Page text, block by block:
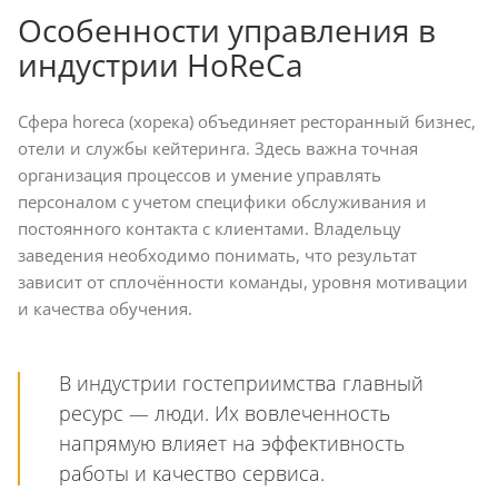
Особенности управления в
индустрии HoReCa
Сфера horeca (хорека) объединяет ресторанный бизнес,
отели и службы кейтеринга. Здесь важна точная
организация процессов и умение управлять
персоналом с учетом специфики обслуживания и
постоянного контакта с клиентами. Владельцу
заведения необходимо понимать, что результат
зависит от сплочённости команды, уровня мотивации
и качества обучения.
В индустрии гостеприимства главный
ресурс — люди. Их вовлеченность
напрямую влияет на эффективность
работы и качество сервиса.